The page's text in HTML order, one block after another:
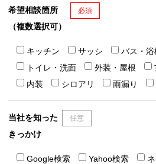
希望相談箇所
（複数選択可）
必須
キッチン サッシ バス・浴
トイレ・洗面
外装・屋根
内装
シロアリ 雨漏り
当社を知った
きっかけ
任意
Google検索 Yahoo検索